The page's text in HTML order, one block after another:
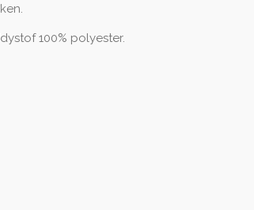
100% polyester.